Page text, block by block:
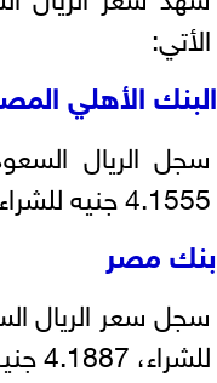
الأتي:
البنك الأهلي
سجل الريال
4.1555 جنيه للشراء، 4.1887 جنيه للبيع.
بنك مصر
للشراء، 4.1887 جنيه للبيع.